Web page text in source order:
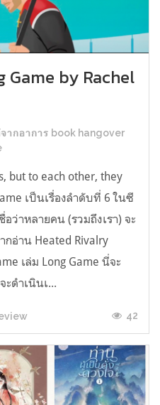
Game by Rachel
ากอาการ book hangover
but to each other, they
เป็นเรื่องลำดับที่ 6 ในซี
ว่าหลายคน (รวมถึงเรา) จะ
อ่าน Heated Rivalry
เล่ม Long Game นี่จะ
ดำเนินเ...
42